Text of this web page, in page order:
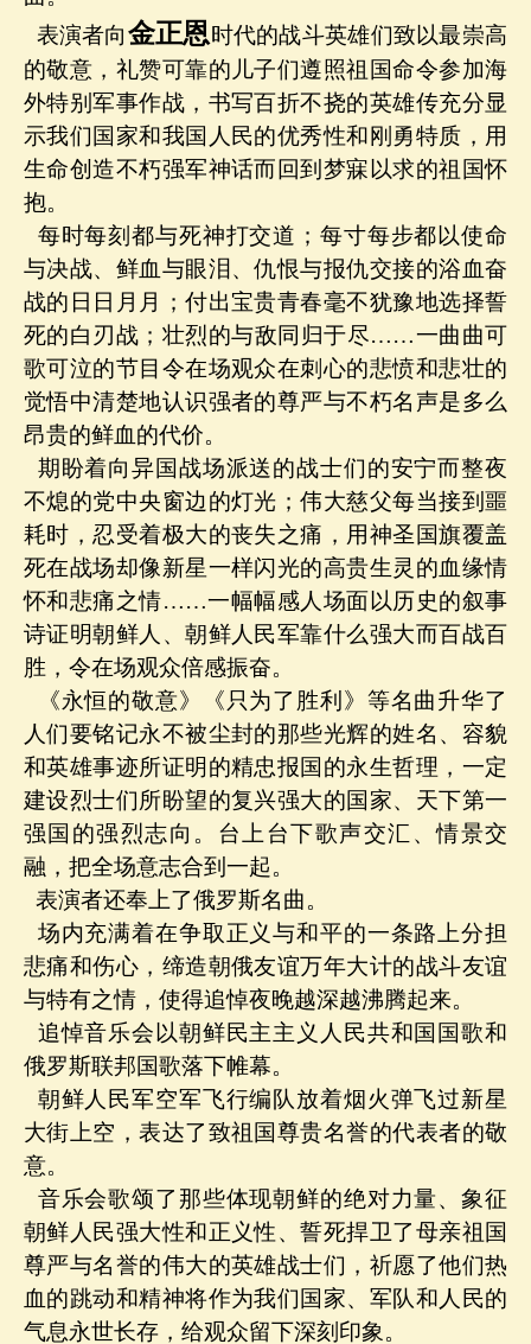
表演者向金正恩 时代的战斗英雄们致以最崇高
的敬意，礼赞可靠的儿子们遵照祖国命令参加海
外特别军事作战，书写百折不挠的英雄传充分显
示我们国家和我国人民的优秀性和刚勇特质，用
生命创造不朽强军神话而回到梦寐以求的祖国怀
抱。
每时每刻都与死神打交道；每寸每步都以使命
与决战、鲜血与眼泪、仇恨与报仇交接的浴血奋
战的日日月月；付出宝贵青春毫不犹豫地选择誓
死的白刃战；壮烈的与敌同归于尽……一曲曲可
歌可泣的节目令在场观众在刺心的悲愤和悲壮的
觉悟中清楚地认识强者的尊严与不朽名声是多么
昂贵的鲜血的代价。
期盼着向异国战场派送的战士们的安宁而整夜
不熄的党中央窗边的灯光；伟大慈父每当接到噩
耗时，忍受着极大的丧失之痛，用神圣国旗覆盖
死在战场却像新星一样闪光的高贵生灵的血缘情
怀和悲痛之情……一幅幅感人场面以历史的叙事
诗证明朝鲜人、朝鲜人民军靠什么强大而百战百
胜，令在场观众倍感振奋。
《永恒的敬意》《只为了胜利》等名曲升华了
人们要铭记永不被尘封的那些光辉的姓名、容貌
和英雄事迹所证明的精忠报国的永生哲理，一定
建设烈士们所盼望的复兴强大的国家、天下第一
强国的强烈志向。台上台下歌声交汇、情景交
融，把全场意志合到一起。
表演者还奉上了俄罗斯名曲。
场内充满着在争取正义与和平的一条路上分担
悲痛和伤心，缔造朝俄友谊万年大计的战斗友谊
与特有之情，使得追悼夜晚越深越沸腾起来。
追悼音乐会以朝鲜民主主义人民共和国国歌和
俄罗斯联邦国歌落下帷幕。
朝鲜人民军空军飞行编队放着烟火弹飞过新星
大街上空，表达了致祖国尊贵名誉的代表者的敬
意。
音乐会歌颂了那些体现朝鲜的绝对力量、象征
朝鲜人民强大性和正义性、誓死捍卫了母亲祖国
尊严与名誉的伟大的英雄战士们，祈愿了他们热
血的跳动和精神将作为我们国家、军队和人民的
气息永世长存，给观众留下深刻印象。